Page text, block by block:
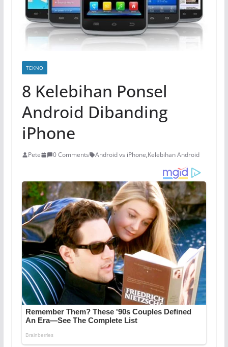
TEKNO
8 Kelebihan Ponsel
Android Dibanding
iPhone
Pete 0 Comments Android vs iPhone,Kelebihan Android